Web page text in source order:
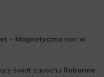
– Magnetyczna noc w
świat zapachu Rabanne